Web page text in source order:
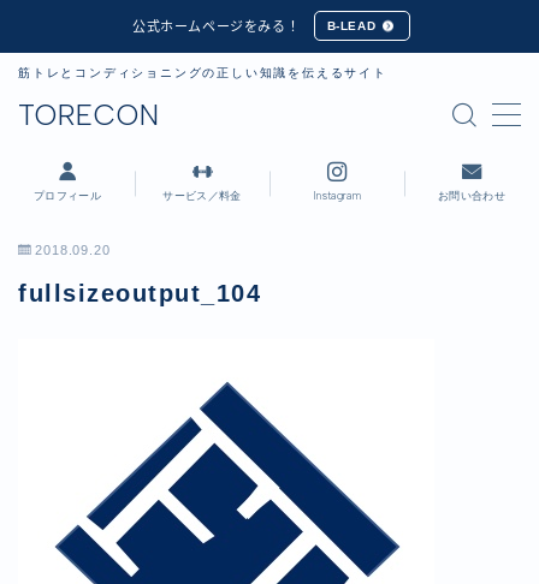
公式ホームページをみる！ B-LEAD
TORECON
筋トレとコンディショニングの正しい知識を伝えるサイト
MENU
プロフィール
公式ホームページ
プロフィール サービス／料金 Instagram お問い合わせ
2018.09.20
fullsizeoutput_104